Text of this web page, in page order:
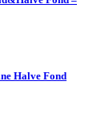
Halve Fond